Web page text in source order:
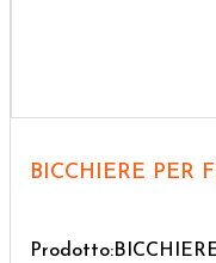
BICCHIERE PER